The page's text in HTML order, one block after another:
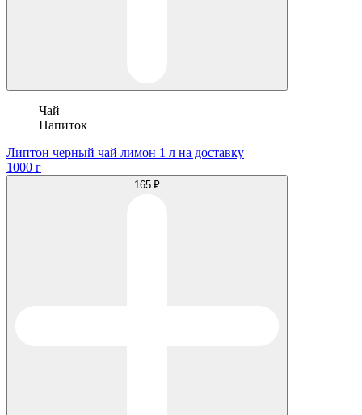
Чай
Напиток
Липтон черный чай лимон 1 л на доставку
1000 г
165 ₽